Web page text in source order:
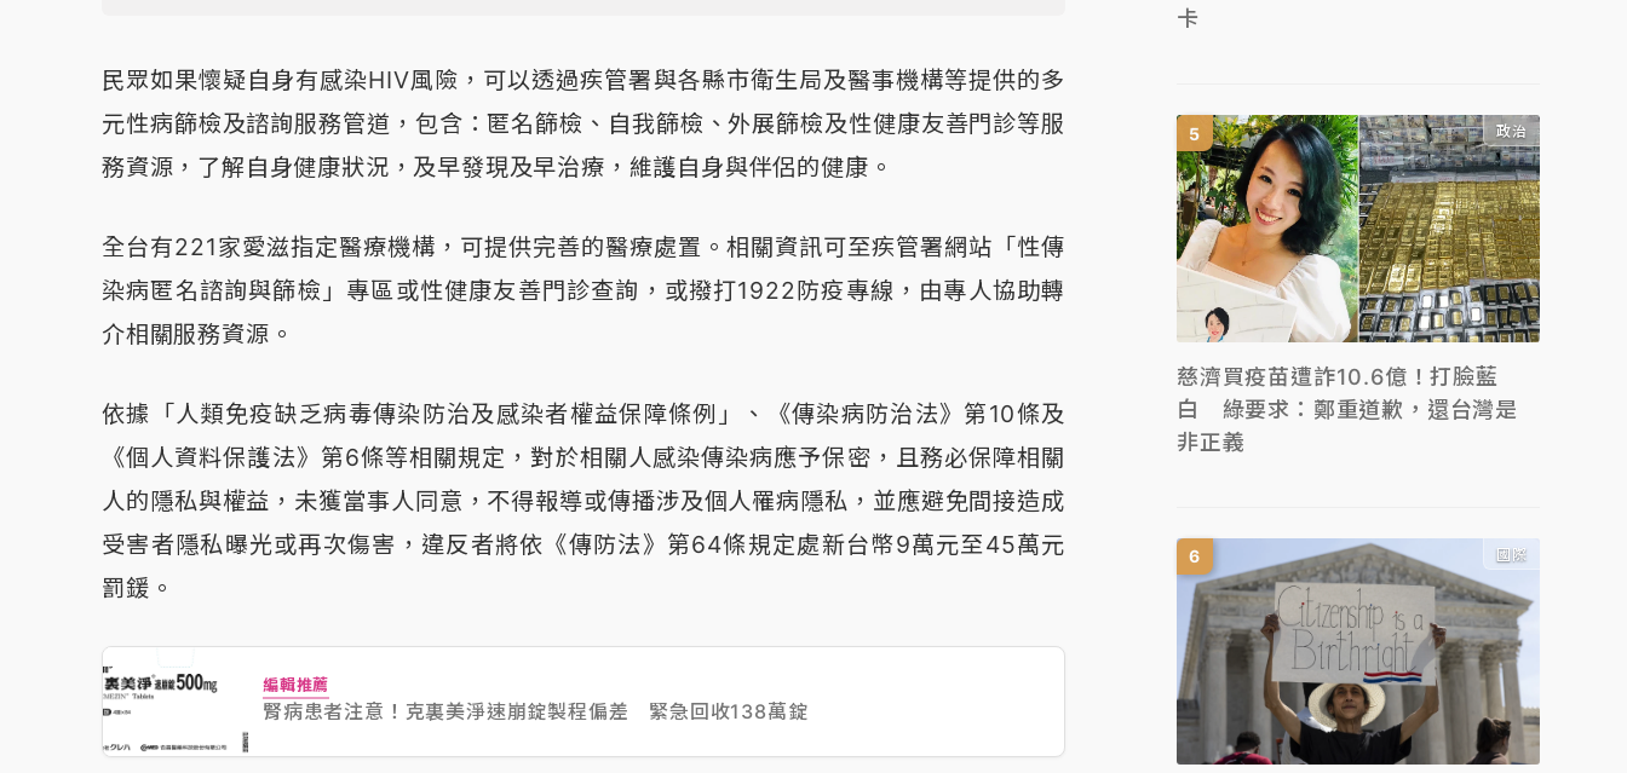
民眾如果懷疑自身有感染HIV風險，可以透過疾管署與各縣市衛生局及醫事機構等提供的多
元性病篩檢及諮詢服務管道，包含：匿名篩檢、自我篩檢、外展篩檢及性健康友善門診等服
務資源，了解自身健康狀況，及早發現及早治療，維護自身與伴侶的健康。
全台有221家愛滋指定醫療機構，可提供完善的醫療處置。相關資訊可至疾管署網站「性傳
染病匿名諮詢與篩檢」專區或性健康友善門診查詢，或撥打1922防疫專線，由專人協助轉
介相關服務資源。
依據「人類免疫缺乏病毒傳染防治及感染者權益保障條例」、《傳染病防治法》第10條及
《個人資料保護法》第6條等相關規定，對於相關人感染傳染病應予保密，且務必保障相關
人的隱私與權益，未獲當事人同意，不得報導或傳播涉及個人罹病隱私，並應避免間接造成
受害者隱私曝光或再次傷害，違反者將依《傳防法》第64條規定處新台幣9萬元至45萬元
罰鍰。
編輯推薦
腎病患者注意！克裏美淨速崩錠製程偏差 緊急回收138萬錠
卡
政治
慈濟買疫苗遭詐10.6億！打臉藍
白 綠要求：鄭重道歉，還台灣是
非正義
國際